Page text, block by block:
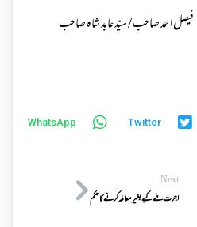
فیصل احمد صاحب / سیّد عابد شاہ صاحب
Twitter
WhatsApp
Next
اجرت طے کیے بغیر معاملہ کرنے کا حکم